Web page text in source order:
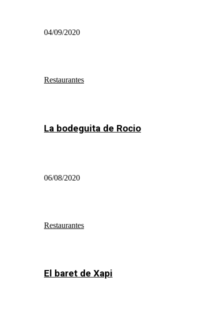
04/09/2020
Restaurantes
La bodeguita de Rocio
06/08/2020
Restaurantes
El baret de Xapi